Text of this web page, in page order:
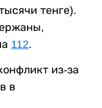
тенге).
112.
из-за
в